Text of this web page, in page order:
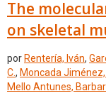
The
on skeletal
por Rentería, Iván,
C., Moncada
Mello Antunes,